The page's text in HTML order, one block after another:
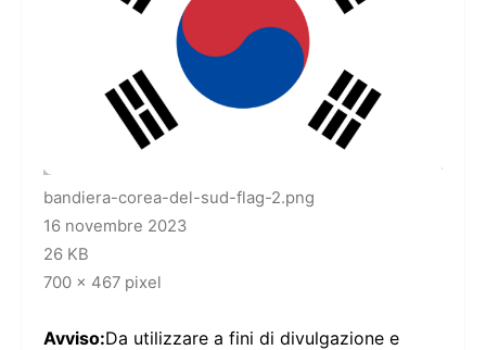
bandiera-corea-del-sud-flag-2.png
16 novembre 2023
26 KB
700 x 467 pixel
Avviso:Da utilizzare a fini di divulgazione e